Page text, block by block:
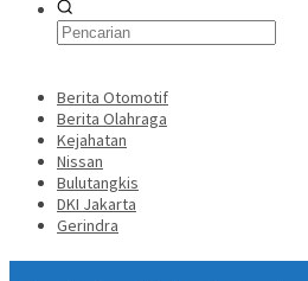
Berita Otomotif
Berita Olahraga
Kejahatan
Nissan
Bulutangkis
DKI Jakarta
Gerindra